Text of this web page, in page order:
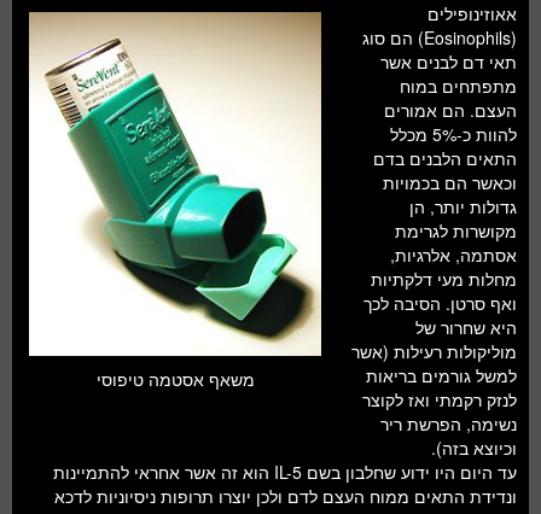
משאף אסטמה טיפוסי
אאוזינופילים
(Eosinophils) הם סוג
תאי דם לבנים אשר
מתפתחים במוח
העצם. הם אמורים
להוות כ-5% מכלל
התאים הלבנים בדם
וכאשר הם בכמויות
גדולות יותר, הן
מקושרות לגרימת
אסתמה, אלרגיות,
מחלות מעי דלקתיות
ואף סרטן. הסיבה לכך
היא שחרור של
מוליקולות רעילות (אשר
למשל גורמים בריאות
לנזק רקמתי ואז לקוצר
נשימה, הפרשת ריר
וכיוצא בזה).
עד היום היו ידוע שחלבון בשם IL-5 הוא זה אשר אחראי להתמיינות
ונדידת התאים ממוח העצם לדם ולכן יוצרו תרופות ניסיוניות לדכא